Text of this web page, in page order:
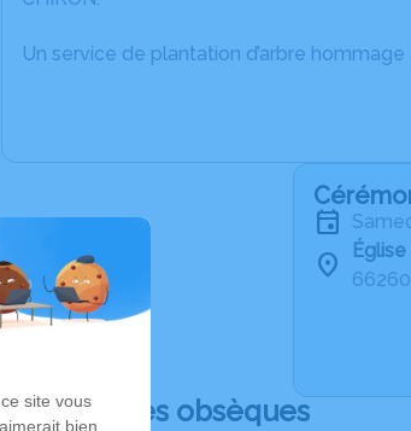
Un service de plantation d’arbre hommage
Déroulé des obsèques